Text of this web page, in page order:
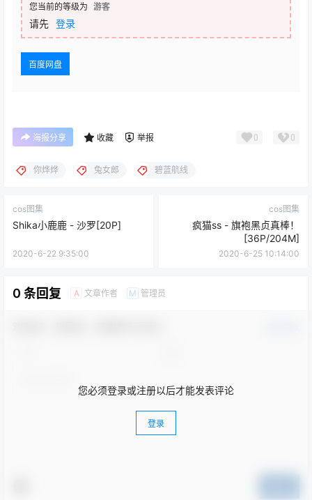
您当前的等级为 游客
请先 登录
百度网盘
海报分享 收藏 举报 0 0
你烨烨 兔女郎 碧蓝航线
cos图集
Shika小鹿鹿 - 沙罗[20P]
2020-6-22 9:35:00
cos图集
疯猫ss - 旗袍黑贞真棒！
[36P/204M]
2020-6-25 10:14:00
0 条回复 A 文章作者 M 管理员
您必须登录或注册以后才能发表评论
登录